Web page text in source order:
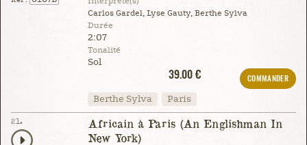
Carlos Gardel, Lyse Gauty, Berthe Sylva
Durée
2:07
Tonalité
Sol
39.00 €
COMMANDER
Berthe Sylva Paris
21.
Africain à Paris (An Englishman In
New York)